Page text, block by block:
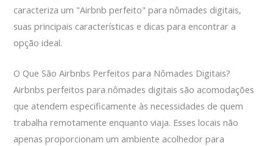
caracteriza um "Airbnb perfeito" para nômades digitais,
suas principais características e dicas para encontrar a
opção ideal.
O Que São Airbnbs Perfeitos para Nômades Digitais?
Airbnbs perfeitos para nômades digitais são acomodações
que atendem especificamente às necessidades de quem
trabalha remotamente enquanto viaja. Esses locais não
apenas proporcionam um ambiente acolhedor para